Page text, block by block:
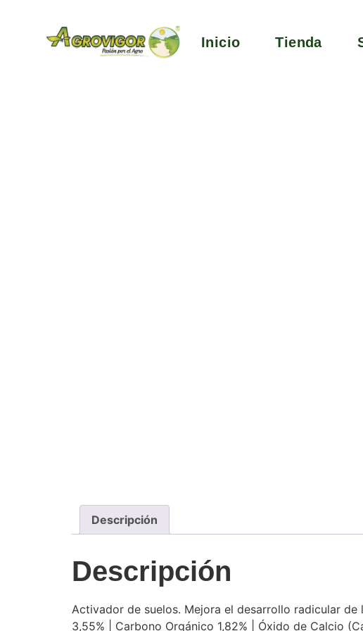
Inicio Tienda
Descripción
Descripción
Activador de suelos. Mejora el desarrollo radicular
3,55% | Carbono Orgánico 1,82% | Óxido de Calcio